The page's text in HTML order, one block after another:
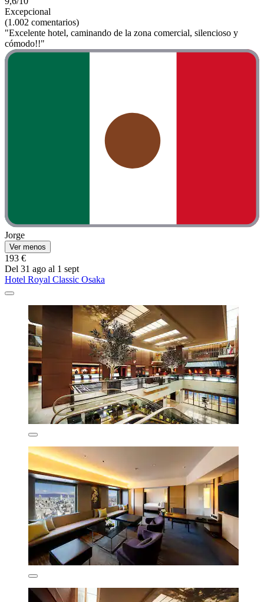
Excepcional
(1.002 comentarios)
"Excelente hotel, caminando de la zona comercial, silencioso y
cómodo!!"
Jorge
Ver menos
193 €
Del 31 ago al 1 sept
Hotel Royal Classic Osaka